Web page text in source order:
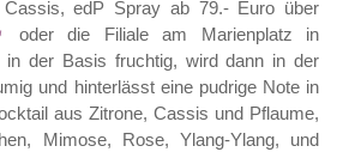
edP Spray ab 79.- Euro über
oder die Filiale am Marienplatz in
der Basis fruchtig, wird dann in der
und hinterlässt eine pudrige Note in
aus Zitrone, Cassis und Pflaume,
Mimose, Rose, Ylang-Ylang, und